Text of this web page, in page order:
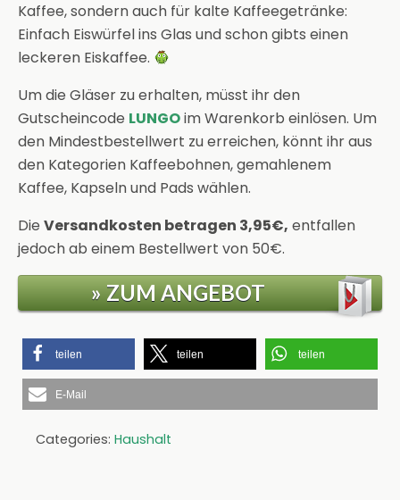
Kaffee, sondern auch für kalte Kaffeegetränke:
Einfach Eiswürfel ins Glas und schon gibts einen
leckeren Eiskaffee.
Um die Gläser zu erhalten, müsst ihr den
Gutscheincode LUNGOim Warenkorb einlösen. Um
den Mindestbestellwert zu erreichen, könnt ihr aus
den Kategorien Kaffeebohnen, gemahlenem
Kaffee, Kapseln und Pads wählen.
Die Versandkosten betragen 3,95€, entfallen
jedoch ab einem Bestellwert von 50€.
» ZUM ANGEBOT
teilen teilen teilen
E-Mail
Categories: Haushalt